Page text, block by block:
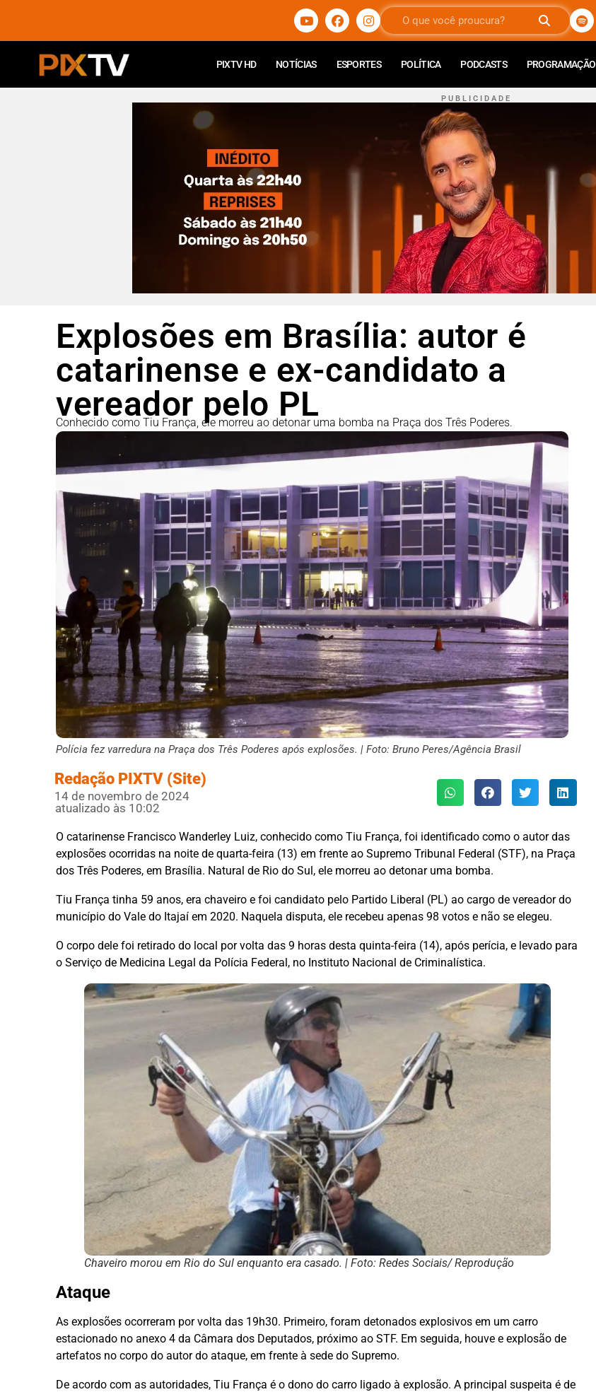
PIXTV HD NOTÍCIAS ESPORTES POLÍTICA PODCASTS PROGRAMAÇÃO
P U B L I C I D A D E
Explosões em Brasília: autor é
catarinense e ex-candidato a
vereador pelo PL
Conhecido como Tiu França, ele morreu ao detonar uma bomba na Praça dos Três Poderes.
Polícia fez varredura na Praça dos Três Poderes após explosões. | Foto: Bruno Peres/Agência Brasil
Redação PIXTV (Site)
14 de novembro de 2024
atualizado às 10:02
O catarinense Francisco Wanderley Luiz, conhecido como Tiu França, foi identificado como o autor das
explosões ocorridas na noite de quarta-feira (13) em frente ao Supremo Tribunal Federal (STF), na Praça
dos Três Poderes, em Brasília. Natural de Rio do Sul, ele morreu ao detonar uma bomba.
Tiu França tinha 59 anos, era chaveiro e foi candidato pelo Partido Liberal (PL) ao cargo de vereador do
município do Vale do Itajaí em 2020. Naquela disputa, ele recebeu apenas 98 votos e não se elegeu.
O corpo dele foi retirado do local por volta das 9 horas desta quinta-feira (14), após perícia, e levado para
o Serviço de Medicina Legal da Polícia Federal, no Instituto Nacional de Criminalística.
Chaveiro morou em Rio do Sul enquanto era casado. | Foto: Redes Sociais/ Reprodução
Ataque
As explosões ocorreram por volta das 19h30. Primeiro, foram detonados explosivos em um carro
estacionado no anexo 4 da Câmara dos Deputados, próximo ao STF. Em seguida, houve e explosão de
artefatos no corpo do autor do ataque, em frente à sede do Supremo.
De acordo com as autoridades, Tiu França é o dono do carro ligado à explosão. A principal suspeita é de